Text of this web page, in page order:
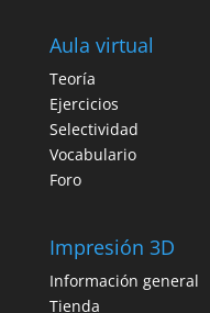
Aula virtual
Teoría
Ejercicios
Selectividad
Vocabulario
Foro
Impresión 3D
Información general
Tienda